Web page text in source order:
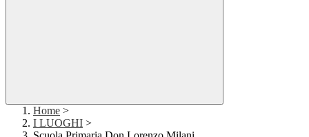
Home >
I LUOGHI >